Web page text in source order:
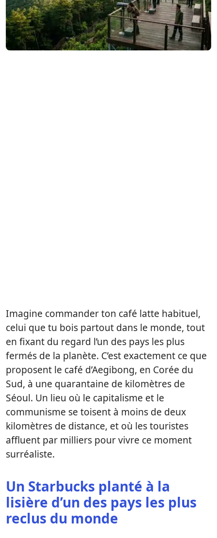
Imagine commander ton café latte habituel,
celui que tu bois partout dans le monde, tout
en fixant du regard l’un des pays les plus
fermés de la planète. C’est exactement ce que
proposent le café d’Aegibong, en Corée du
Sud, à une quarantaine de kilomètres de
Séoul. Un lieu où le capitalisme et le
communisme se toisent à moins de deux
kilomètres de distance, et où les touristes
affluent par milliers pour vivre ce moment
surréaliste.
Un Starbucks planté à la
lisière d’un des pays les plus
reclus du monde